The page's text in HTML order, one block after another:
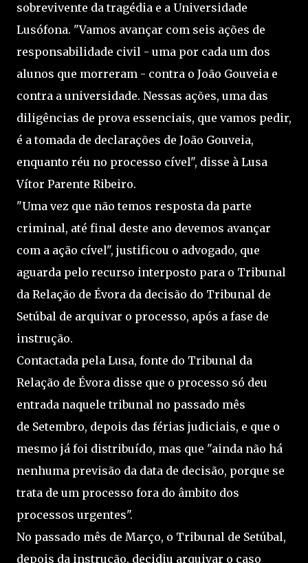
sobrevivente da tragédia e a Universidade
Lusófona. "Vamos avançar com seis ações de
responsabilidade civil - uma por cada um dos
alunos que morreram - contra o João Gouveia e
contra a universidade. Nessas ações, uma das
diligências de prova essenciais, que vamos pedir,
é a tomada de declarações de João Gouveia,
enquanto réu no processo cível", disse à Lusa
Vítor Parente Ribeiro.
"Uma vez que não temos resposta da parte
criminal, até final deste ano devemos avançar
com a ação cível", justificou o advogado, que
aguarda pelo recurso interposto para o Tribunal
da Relação de Évora da decisão do Tribunal de
Setúbal de arquivar o processo, após a fase de
instrução.
Contactada pela Lusa, fonte do Tribunal da
Relação de Évora disse que o processo só deu
entrada naquele tribunal no passado mês
de Setembro, depois das férias judiciais, e que o
mesmo já foi distribuído, mas que "ainda não há
nenhuma previsão da data de decisão, porque se
trata de um processo fora do âmbito dos
processos urgentes".
No passado mês de Março, o Tribunal de Setúbal,
depois da instrução, decidiu arquivar o caso